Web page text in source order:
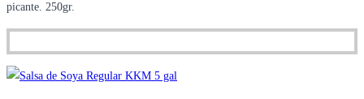
picante. 250gr.